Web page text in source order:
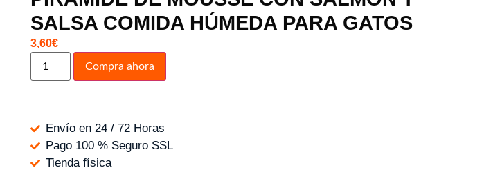
SALSA COMIDA HÚMEDA PARA GATOS
3,60€
Compra ahora
Envío en 24 / 72 Horas
Pago 100 % Seguro SSL
Tienda física